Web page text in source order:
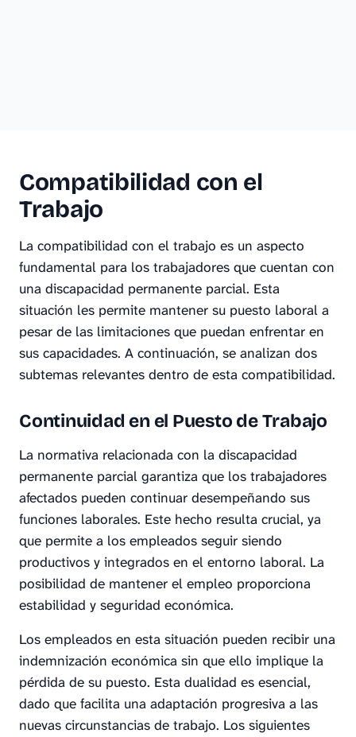
Compatibilidad con el
Trabajo
La compatibilidad con el trabajo es un aspecto
fundamental para los trabajadores que cuentan con
una discapacidad permanente parcial. Esta
situación les permite mantener su puesto laboral a
pesar de las limitaciones que puedan enfrentar en
sus capacidades. A continuación, se analizan dos
subtemas relevantes dentro de esta compatibilidad.
Continuidad en el Puesto de Trabajo
La normativa relacionada con la discapacidad
permanente parcial garantiza que los trabajadores
afectados pueden continuar desempeñando sus
funciones laborales. Este hecho resulta crucial, ya
que permite a los empleados seguir siendo
productivos y integrados en el entorno laboral. La
posibilidad de mantener el empleo proporciona
estabilidad y seguridad económica.
Los empleados en esta situación pueden recibir una
indemnización económica sin que ello implique la
pérdida de su puesto. Esta dualidad es esencial,
dado que facilita una adaptación progresiva a las
nuevas circunstancias de trabajo. Los siguientes